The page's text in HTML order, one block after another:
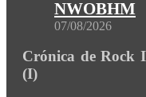
NWOBHM
07/08/2026
Crónica de Rock
(I)